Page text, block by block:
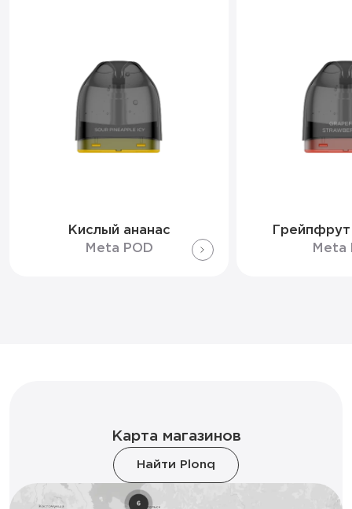
Кислый ананас
Meta POD
Meta
Карта магазинов
Найти Plonq